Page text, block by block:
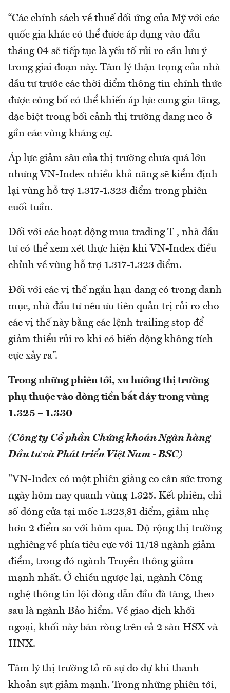
“Các chính sách về thuế đối ứng của Mỹ với các
quốc gia khác có thể đươc áp dụng vào đầu
tháng 04 sẽ tiếp tục là yếu tố rủi ro cần lưu ý
trong giai đoạn này. Tâm lý thận trọng của nhà
đầu tư trước các thời điểm thông tin chính thức
được công bố có thể khiến áp lực cung gia tăng,
đặc biệt trong bối cảnh thị trường đang neo ở
gần các vùng kháng cự.
Áp lực giảm sâu của thị trường chưa quá lớn
nhưng VN-Index nhiều khả năng sẽ kiểm định
lại vùng hỗ trợ 1.317-1.323 điểm trong phiên
cuối tuần.
Đối với các hoạt động mua trading T , nhà đầu
tư có thể xem xét thực hiện khi VN-Index điều
chỉnh về vùng hỗ trợ 1.317-1.323 điểm.
Đối với các vị thế ngắn hạn đang có trong danh
mục, nhà đầu tư nêu ưu tiên quản trị rủi ro cho
các vị thế này bằng các lệnh trailing stop để
giảm thiểu rủi ro khi có biến động không tích
cực xảy ra”.
Trong những phiên tới, xu hướng thị trường
phụ thuộc vào dòng tiền bắt đáy trong vùng
1.325 – 1.330
(Công ty Cổ phần Chứng khoán Ngân hàng
Đầu tư và Phát triển Việt Nam - BSC)
"VN-Index có một phiên giằng co cân sức trong
ngày hôm nay quanh vùng 1.325. Kết phiên, chỉ
số đóng cửa tại mốc 1.323,81 điểm, giảm nhẹ
hơn 2 điểm so với hôm qua. Độ rộng thị trường
nghiêng về phía tiêu cực với 11/18 ngành giảm
điểm, trong đó ngành Truyền thông giảm
mạnh nhất. Ở chiều ngược lại, ngành Công
nghệ thông tin lội dòng dẫn đầu đà tăng, theo
sau là ngành Bảo hiểm. Về giao dịch khối
ngoại, khối này bán ròng trên cả 2 sàn HSX và
HNX.
Tâm lý thị trường tỏ rõ sự do dự khi thanh
khoản sụt giảm mạnh. Trong những phiên tới,